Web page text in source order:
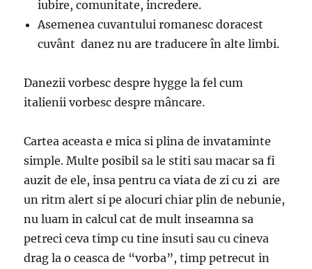
iubire, comunitate, incredere.
Asemenea cuvantului romanesc doracest
cuvânt danez nu are traducere în alte limbi.
Danezii vorbesc despre hygge la fel cum
italienii vorbesc despre mâncare.
Cartea aceasta e mica si plina de invataminte
simple. Multe posibil sa le stiti sau macar sa fi
auzit de ele, insa pentru ca viata de zi cu zi are
un ritm alert si pe alocuri chiar plin de nebunie,
nu luam in calcul cat de mult inseamna sa
petreci ceva timp cu tine insuti sau cu cineva
drag la o ceasca de “vorba”, timp petrecut in